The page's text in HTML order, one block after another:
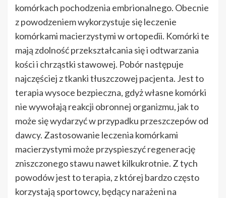
komórkach pochodzenia embrionalnego. Obecnie
z powodzeniem wykorzystuje się leczenie
komórkami macierzystymi w ortopedii. Komórki te
mają zdolność przekształcania się i odtwarzania
kości i chrząstki stawowej. Pobór następuje
najczęściej z tkanki tłuszczowej pacjenta. Jest to
terapia wysoce bezpieczna, gdyż własne komórki
nie wywołają reakcji obronnej organizmu, jak to
może się wydarzyć w przypadku przeszczepów od
dawcy. Zastosowanie leczenia komórkami
macierzystymi może przyspieszyć regenerację
zniszczonego stawu nawet kilkukrotnie. Z tych
powodów jest to terapia, z której bardzo często
korzystają sportowcy, będący narażeni na